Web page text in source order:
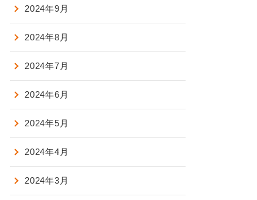
2024年9月
2024年8月
2024年7月
2024年6月
2024年5月
2024年4月
2024年3月